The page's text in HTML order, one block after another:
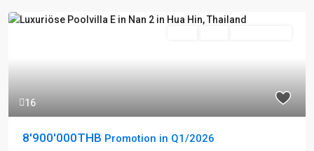
16
8'900'000THB Promotion in Q1/2026